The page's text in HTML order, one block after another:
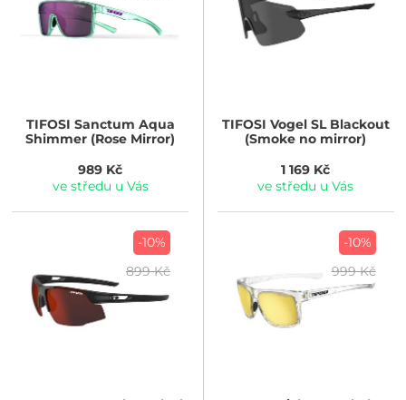
TIFOSI Sanctum Aqua
Shimmer (Rose Mirror)
989 Kč
ve středu u Vás
TIFOSI Vogel SL Blackout
(Smoke no mirror)
1 169 Kč
ve středu u Vás
-10%
899 Kč
-10%
999 Kč